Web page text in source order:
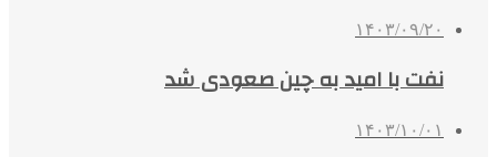
۱۴۰۳/۰۹/۲۰
نفت با امید به چین صعودی شد
۱۴۰۳/۱۰/۰۱